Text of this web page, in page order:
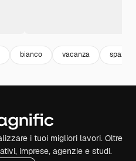
bianco vacanza spazio
i tuoi migliori lavori. Oltre
imprese, agenzie e studi.